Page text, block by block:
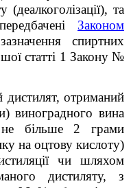
та
Законом
спиртних
статті 1 Закону №
дистилят, отриманий
виноградного вина
більше 2 грами
оцтову кислоту)
чи шляхом
дистиляту, з